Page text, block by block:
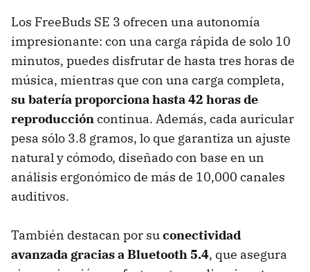
Los FreeBuds SE 3 ofrecen una autonomía
impresionante: con una carga rápida de solo 10
minutos, puedes disfrutar de hasta tres horas de
música, mientras que con una carga completa,
su batería proporciona hasta 42 horas de
reproduccióncontinua. Además, cada auricular
pesa sólo 3.8 gramos, lo que garantiza un ajuste
natural y cómodo, diseñado con base en un
análisis ergonómico de más de 10,000 canales
auditivos.
También destacan por suconectividad
avanzada gracias a Bluetooth 5.4, que asegura